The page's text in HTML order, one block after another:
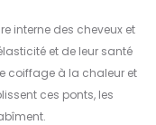
interne des cheveux et
et de leur santé
coiffage à la chaleur et
ces ponts, les